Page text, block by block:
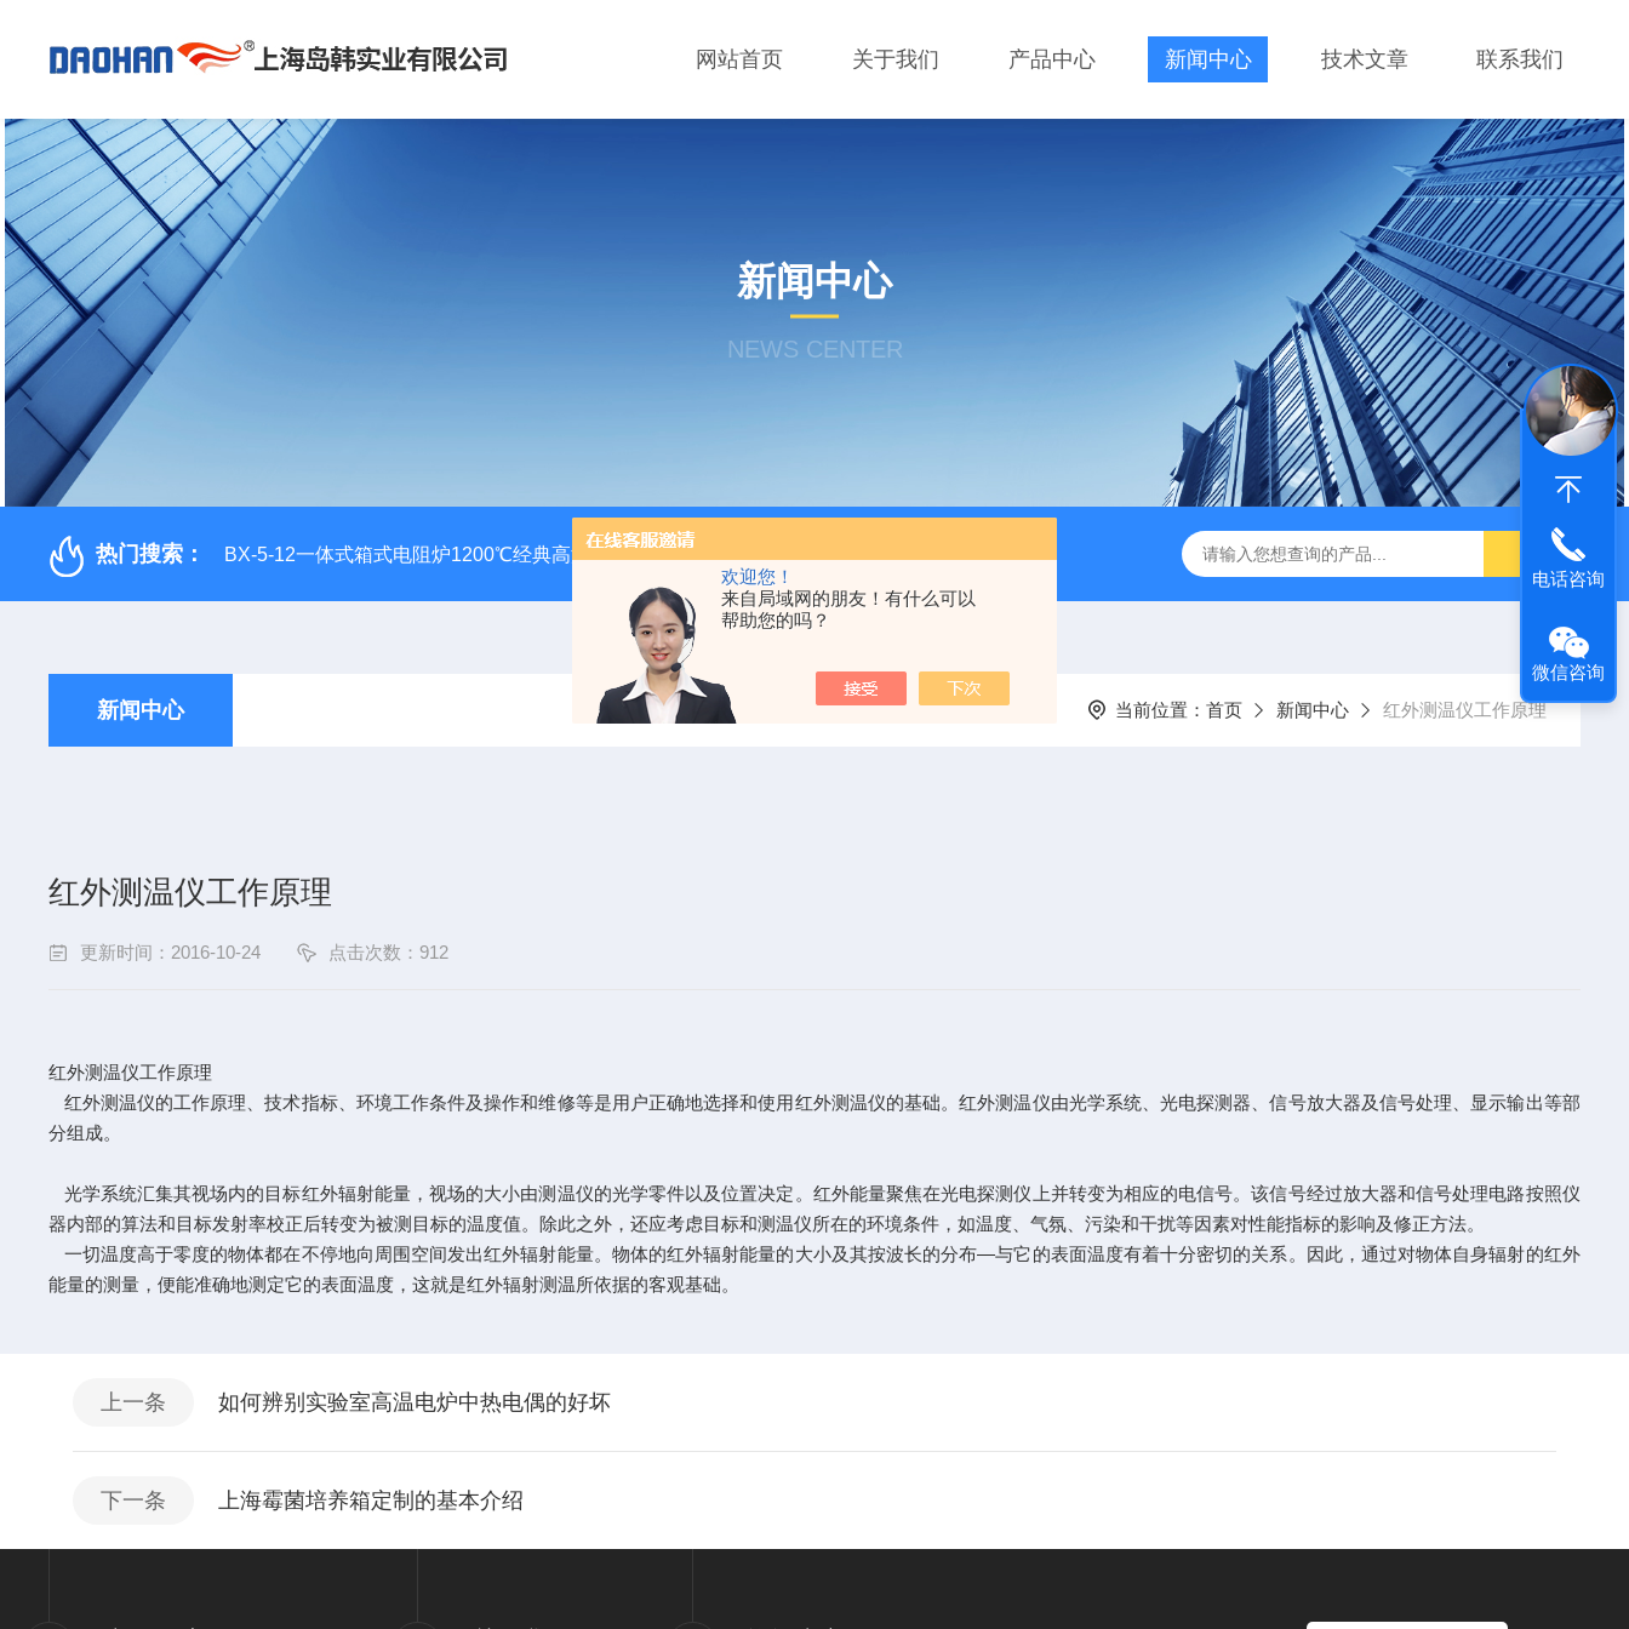
欢迎您！
来自局域网的朋友！有什么可以
帮助您的吗？
网站首页 关于我们 产品中心 新闻中心 技术文章 联系我们
新闻中心
NEWS CENTER
热门搜索： BX-5-12一体式箱式电阻炉1200℃经典高温马弗炉 BX-12-12H灰分含量测定马弗炉1200度电炉灰分测定仪 GDJ6010高低温交变试验箱daohan冷热交变测试箱
新闻中心 当前位置： 首页 新闻中心 红外测温仪工作原理
红外测温仪工作原理
更新时间：2016-10-24 点击次数：912
红外测温仪工作原理
红外测温仪的工作原理、技术指标、环境工作条件及操作和维修等是用户正确地选择和使用红外测温仪的基础。红外测温仪由光学系统、光电探测器、信号放大器及信号处理、显示输出等部
分组成。
光学系统汇集其视场内的目标红外辐射能量，视场的大小由测温仪的光学零件以及位置决定。红外能量聚焦在光电探测仪上并转变为相应的电信号。该信号经过放大器和信号处理电路按照仪
器内部的算法和目标发射率校正后转变为被测目标的温度值。除此之外，还应考虑目标和测温仪所在的环境条件，如温度、气氛、污染和干扰等因素对性能指标的影响及修正方法。
一切温度高于零度的物体都在不停地向周围空间发出红外辐射能量。物体的红外辐射能量的大小及其按波长的分布—与它的表面温度有着十分密切的关系。因此，通过对物体自身辐射的红外
能量的测量，便能准确地测定它的表面温度，这就是红外辐射测温所依据的客观基础。
上一条 如何辨别实验室高温电炉中热电偶的好坏
下一条 上海霉菌培养箱定制的基本介绍
电话咨询
微信咨询